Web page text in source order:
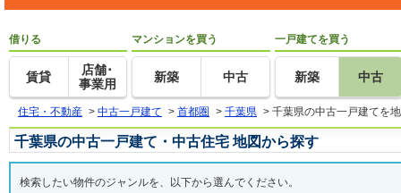
借りる
賃貸
店舗･
事業用
マンションを買う
新築 中古
一戸建てを買う
新築 中古
住宅・不動産 > 中古一戸建て > 首都圏 > 千葉県 > 千葉県の中古一戸建てを
千葉県の中古一戸建て・中古住宅 地図から探す
検索したい物件のジャンルを、以下から選んでください。